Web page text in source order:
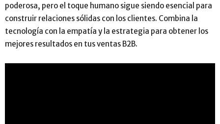
poderosa, pero el toque humano sigue siendo esencial para
construir relaciones sólidas con los clientes. Combina la
tecnología con la empatía y la estrategia para obtener los
mejores resultados en tus ventas B2B.